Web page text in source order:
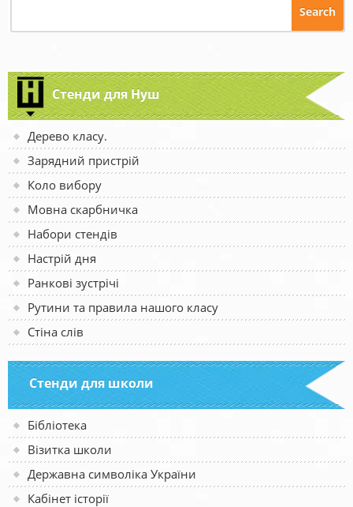
Стенди для Нуш
Дерево класу.
Зарядний пристрій
Коло вибору
Мовна скарбничка
Набори стендів
Настрій дня
Ранкові зустрічі
Рутини та правила нашого класу
Стіна слів
Стенди для школи
Бібліотека
Візитка школи
Державна символіка України
Кабінет історії